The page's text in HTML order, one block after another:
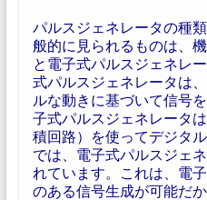
パルスジェネレータの種
般的に見られるものは、
と電子式パルスジェネレ
式パルスジェネレータは
ルな動きに基づいて信号
子式パルスジェネレータ
積回路）を使ってデジタ
では、電子式パルスジェ
れています。これは、電
のある信号生成が可能だか